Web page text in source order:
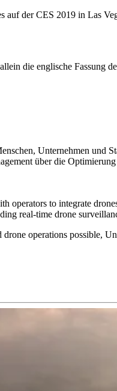
der CES 2019 in Las
die englische Fassung
Unternehmen und
über die
to integrate
real-time drone
operations possible,